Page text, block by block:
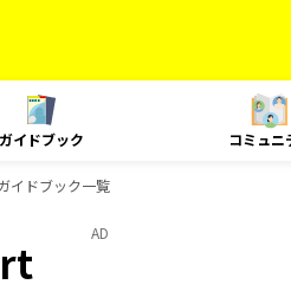
ガイドブック コミュニ
イドブック一覧
AD